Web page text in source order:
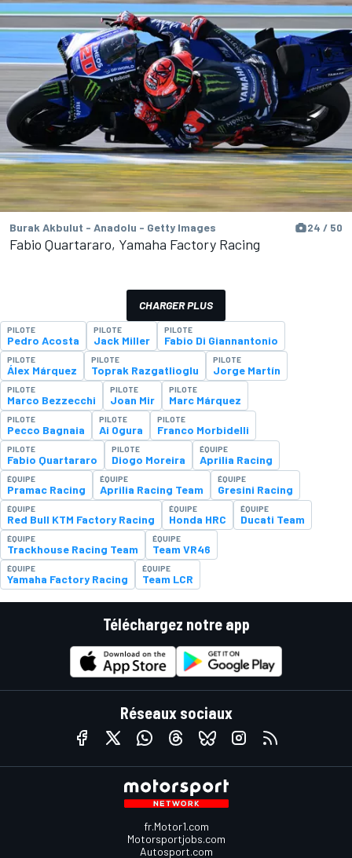
Burak Akbulut - Anadolu - Getty Images 24 / 50
Fabio Quartararo, Yamaha Factory Racing
CHARGER PLUS
PILOTE
Pedro Acosta
PILOTE
Jack Miller
PILOTE
Fabio Di Giannantonio
PILOTE
Álex Márquez
PILOTE
Toprak Razgatlioglu
PILOTE
Jorge Martín
PILOTE
Marco Bezzecchi
PILOTE
Joan Mir
PILOTE
Marc Márquez
PILOTE
Pecco Bagnaia
PILOTE
Ai Ogura
PILOTE
Franco Morbidelli
PILOTE
Fabio Quartararo
PILOTE
Diogo Moreira
ÉQUIPE
Aprilia Racing
ÉQUIPE
Pramac Racing
ÉQUIPE
Aprilia Racing Team
ÉQUIPE
Gresini Racing
ÉQUIPE
Red Bull KTM Factory Racing
ÉQUIPE
Honda HRC
ÉQUIPE
Ducati Team
ÉQUIPE
Trackhouse Racing Team
ÉQUIPE
Team VR46
ÉQUIPE
Yamaha Factory Racing
ÉQUIPE
Team LCR
Téléchargez notre app
Réseaux sociaux
fr.Motor1.com
Motorsportjobs.com
Autosport.com